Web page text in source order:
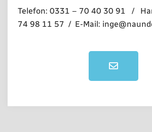
Telefon: 0331 – 70 40 30 91 /
74 98 11 57 / E-Mail: